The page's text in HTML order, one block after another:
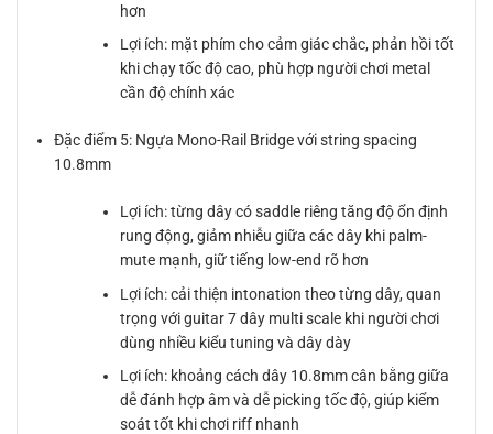
hơn
Lợi ích: mặt phím cho cảm giác chắc, phản hồi tốt
khi chạy tốc độ cao, phù hợp người chơi metal
cần độ chính xác
Đặc điểm 5: Ngựa Mono-Rail Bridge với string spacing
10.8mm
Lợi ích: từng dây có saddle riêng tăng độ ổn định
rung động, giảm nhiễu giữa các dây khi palm-
mute mạnh, giữ tiếng low-end rõ hơn
Lợi ích: cải thiện intonation theo từng dây, quan
trọng với guitar 7 dây multi scale khi người chơi
dùng nhiều kiểu tuning và dây dày
Lợi ích: khoảng cách dây 10.8mm cân bằng giữa
dễ đánh hợp âm và dễ picking tốc độ, giúp kiểm
soát tốt khi chơi riff nhanh